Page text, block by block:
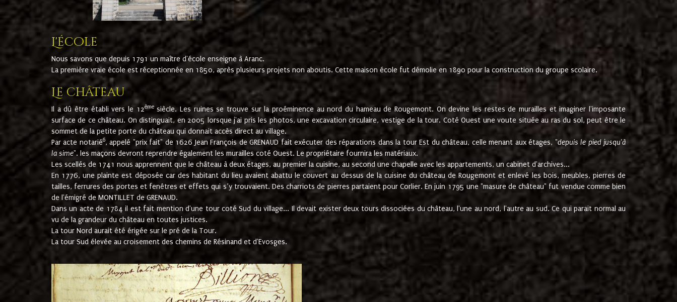
L'école
Nous savons que depuis 1791 un maître d'école enseigne à Aranc.
La première vraie école est réceptionnée en 1850, après plusieurs projets non aboutis. Cette maison école fut démolie en 1890 pour la construction du groupe scolaire.
Le château
Il a dû être établi vers le 12èmesiècle. Les ruines se trouve sur la proéminence au nord du hameau de Rougemont. On devine les restes de murailles et imaginer l'imposante
surface de ce château. On distinguait, en 2005 lorsque j'ai pris les photos, une excavation circulaire, vestige de la tour. Coté Ouest une voute située au ras du sol, peut être le
sommet de la petite porte du château qui donnait accès direct au village.
Par acte notarié6, appelé "prix fait" de 1626 Jean François de GRENAUD fait exécuter des réparations dans la tour Est du château, celle menant aux étages, "depuis le pied jusqu'à
la sime". les maçons devront reprendre également les murailles coté Ouest. Le propriétaire fournira les matériaux.
Les scellés de 1741 nous apprennent que le château à deux étages, au premier la cuisine, au second une chapelle avec les appartements, un cabinet d'archives...
En 1776, une plainte est déposée car des habitant du lieu avaient abattu le couvert au dessus de la cuisine du château de Rougemont et enlevé les bois, meubles, pierres de
tailles, ferrures des portes et fenêtres et effets qui s’y trouvaient. Des charriots de pierres partaient pour Corlier. En juin 1795 une "masure de château" fut vendue comme bien
de l'émigré de MONTILLET de GRENAUD.
Dans un acte de 1784 il est fait mention d'une tour coté Sud du village... Il devait exister deux tours dissociées du château, l'une au nord, l'autre au sud. Ce qui parait normal au
vu de la grandeur du château en toutes justices.
La tour Nord aurait été érigée sur le pré de la Tour.
La tour Sud élevée au croisement des chemins de Résinand et d'Evosges.